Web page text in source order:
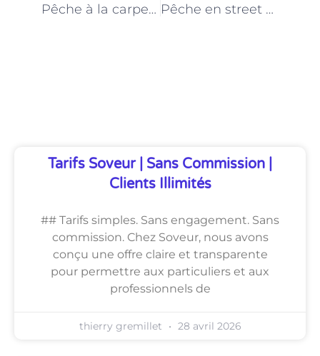
Pêche à la carpe en milieu urbain : conseils des moniteurs-monitrices parisiens Pêche en street fishing à Paris : techniques et stratégies des moniteurs-monitrices
Tarifs Soveur | Sans Commission |
Clients Illimités
## Tarifs simples. Sans engagement. Sans
commission. Chez Soveur, nous avons
conçu une offre claire et transparente
pour permettre aux particuliers et aux
professionnels de
thierry gremillet 28 avril 2026